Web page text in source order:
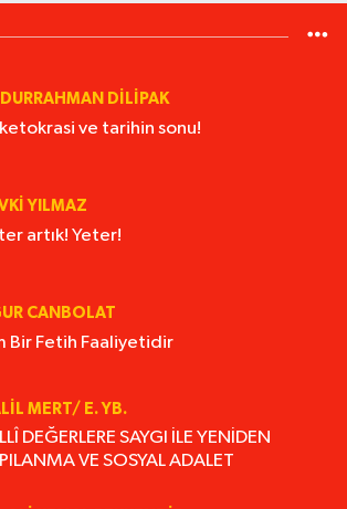
DILIPAK
ve tarihin sonu!
YILMAZ
artık! Yeter!
CANBOLAT
Bir Fetih Faaliyetidir
MERT/ E. YB.
DEĞERLERE SAYGI İLE YENİDEN
VE SOSYAL ADALET